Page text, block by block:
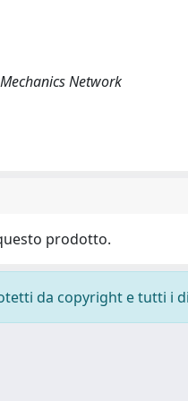
Network
prodotto.
da copyright e tutti i